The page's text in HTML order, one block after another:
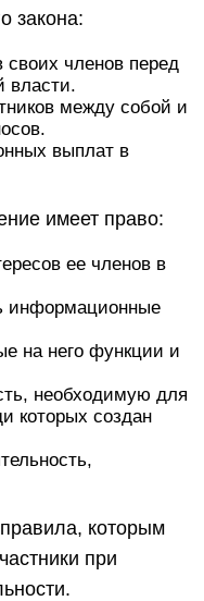
закона:
своих членов перед
власти.
между собой и
выплат в
имеет право:
ее членов в
информационные
на него функции и
необходимую для
которых создан
которым
при